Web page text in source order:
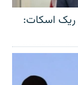
ریک اسکات: